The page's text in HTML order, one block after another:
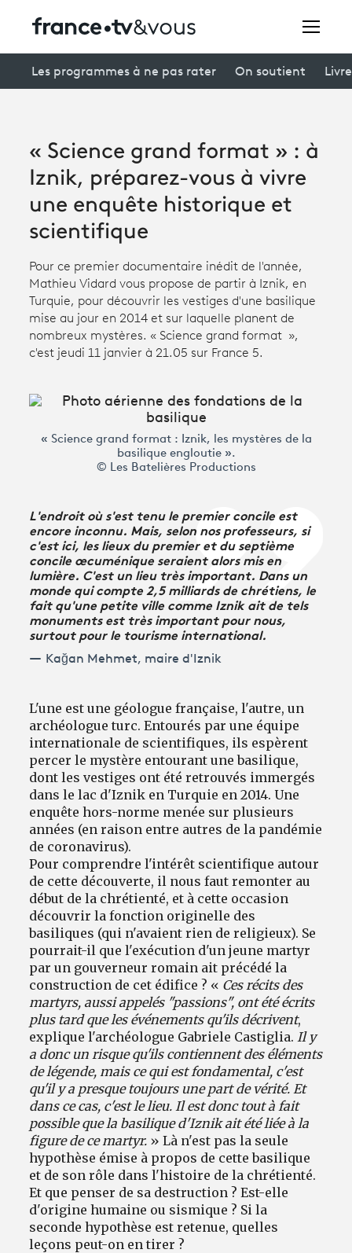
connexion
Avantages fidélité
Creators
À la une
Participer et assister à une émission
À votre écoute
Productions et innovation
Programme tv
Les programmes à ne pas rater On soutient
« Science grand format » : à
Iznik, préparez-vous à vivre
une enquête historique et
scientifique
Pour ce premier documentaire inédit de l'année,
Mathieu Vidard vous propose de partir à Iznik, en
Turquie, pour découvrir les vestiges d'une basilique
mise au jour en 2014 et sur laquelle planent de
nombreux mystères. « Science grand format »,
c'est jeudi 11 janvier à 21.05 sur France 5.
« Science grand format : Iznik, les mystères de la
basilique engloutie ».
© Les Batelières Productions
L'endroit où s'est tenu le premier concile est
encore inconnu. Mais, selon nos professeurs, si
c'est ici, les lieux du premier et du septième
concile œcuménique seraient alors mis en
lumière. C'est un lieu très important. Dans un
monde qui compte 2,5 milliards de chrétiens, le
fait qu'une petite ville comme Iznik ait de tels
monuments est très important pour nous,
surtout pour le tourisme international.
Kağan Mehmet, maire d'Iznik
L'une est une géologue française, l'autre, un
archéologue turc. Entourés par une équipe
internationale de scientifiques, ils espèrent
percer le mystère entourant une basilique,
dont les vestiges ont été retrouvés immergés
dans le lac d'Iznik en Turquie en 2014. Une
enquête hors-norme menée sur plusieurs
années (en raison entre autres de la pandémie
de coronavirus).
Pour comprendre l'intérêt scientifique autour
de cette découverte, il nous faut remonter au
début de la chrétienté, et à cette occasion
découvrir la fonction originelle des
basiliques (qui n'avaient rien de religieux). Se
pourrait-il que l'exécution d'un jeune martyr
par un gouverneur romain ait précédé la
construction de cet édifice ? « Ces récits des
martyrs, aussi appelés "passions", ont été écrits
plus tard que les événements qu'ils décrivent,
explique l'archéologue Gabriele Castiglia. Il y
a donc un risque qu'ils contiennent des éléments
de légende, mais ce qui est fondamental, c'est
qu'il y a presque toujours une part de vérité. Et
dans ce cas, c'est le lieu. Il est donc tout à fait
possible que la basilique d'Iznik ait été liée à la
figure de ce martyr. » Là n'est pas la seule
hypothèse émise à propos de cette basilique
et de son rôle dans l'histoire de la chrétienté.
Et que penser de sa destruction ? Est-elle
d'origine humaine ou sismique ? Si la
seconde hypothèse est retenue, quelles
leçons peut-on en tirer ?